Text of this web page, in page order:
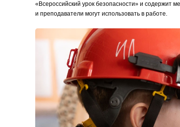
«Всероссийский урок безопасности» и содержит
и преподаватели могут использовать в работе.